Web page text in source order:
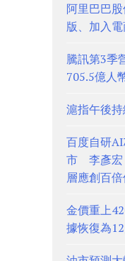
阿里巴巴
版、加入
騰訊第3季
705.5億人
滬指午後
百度自研
市 李彥宏
層應創百
金價重上
據恢復為